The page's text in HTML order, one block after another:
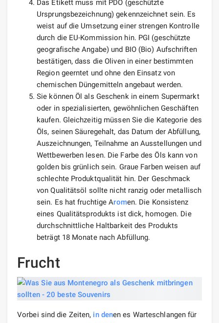
Das Etikett muss mit PDO (geschützte
Ursprungsbezeichnung) gekennzeichnet sein. Es
weist auf die Umsetzung einer strengen Kontrolle
durch die EU-Kommission hin. PGI (geschützte
geografische Angabe) und BIO (Bio) Aufschriften
bestätigen, dass die Oliven in einer bestimmten
Region geerntet und ohne den Einsatz von
chemischen Düngemitteln angebaut werden.
Sie können Öl als Geschenk in einem Supermarkt
oder in spezialisierten, gewöhnlichen Geschäften
kaufen. Gleichzeitig müssen Sie die Kategorie des
Öls, seinen Säuregehalt, das Datum der Abfüllung,
Auszeichnungen, Teilnahme an Ausstellungen und
Wettbewerben lesen. Die Farbe des Öls kann von
golden bis grünlich sein. Graue Farben weisen auf
schlechte Produktqualität hin. Der Geschmack
von Qualitätsöl sollte nicht ranzig oder metallisch
sein. Es hat fruchtige Aromen. Die Konsistenz
eines Qualitätsprodukts ist dick, homogen. Die
durchschnittliche Haltbarkeit des Produkts
beträgt 18 Monate nach Abfüllung.
Frucht
Vorbei sind die Zeiten, in denen es Warteschlangen für